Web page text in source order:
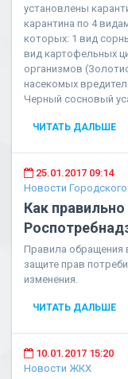
установлены
карантина по 4
которых: 1 вид
вид картофельных
организмов
насекомых
Черный сосновый
ЧИТАТЬ ДАЛЬШЕ
25.01.2017 09:14
Новости
Как
Правила обращения
защите прав
изменения.
ЧИТАТЬ ДАЛЬШЕ
10.01.2017 15:20
Новости ЖКХ